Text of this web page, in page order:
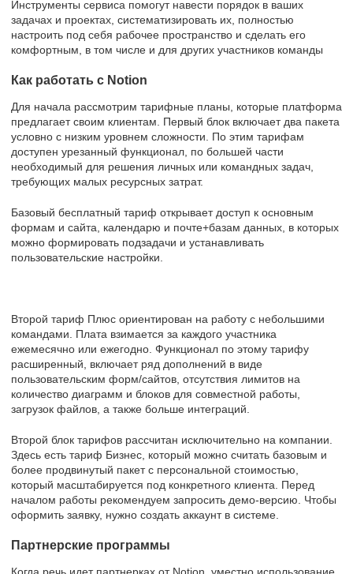
Инструменты сервиса помогут навести порядок в ваших
задачах и проектах, систематизировать их, полностью
настроить под себя рабочее пространство и сделать его
комфортным, в том числе и для других участников команды
Как работать с Notion
Для начала рассмотрим тарифные планы, которые платформа
предлагает своим клиентам. Первый блок включает два пакета
условно с низким уровнем сложности. По этим тарифам
доступен урезанный функционал, по большей части
необходимый для решения личных или командных задач,
требующих малых ресурсных затрат.
Базовый бесплатный тариф открывает доступ к основным
формам и сайта, календарю и почте+базам данных, в которых
можно формировать подзадачи и устанавливать
пользовательские настройки.
Второй тариф Плюс ориентирован на работу с небольшими
командами. Плата взимается за каждого участника
ежемесячно или ежегодно. Функционал по этому тарифу
расширенный, включает ряд дополнений в виде
пользовательским форм/сайтов, отсутствия лимитов на
количество диаграмм и блоков для совместной работы,
загрузок файлов, а также больше интеграций.
Второй блок тарифов рассчитан исключительно на компании.
Здесь есть тариф Бизнес, который можно считать базовым и
более продвинутый пакет с персональной стоимостью,
который масштабируется под конкретного клиента. Перед
началом работы рекомендуем запросить демо-версию. Чтобы
оформить заявку, нужно создать аккаунт в системе.
Партнерские программы
Когда речь идет партнерках от Notion, уместно использование